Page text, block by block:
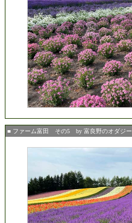
■ ファーム富田 その5 by 富良野のオダジー